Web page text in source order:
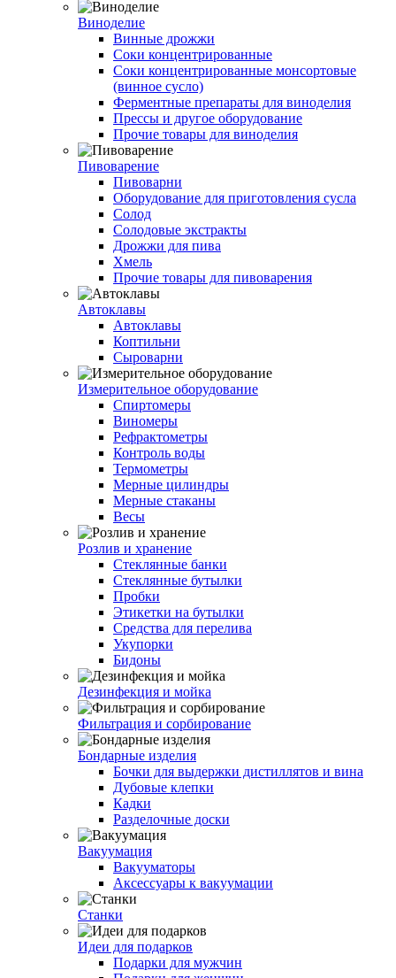
Виноделие
Винные дрожжи
Соки концентрированные
Соки концентрированные монсортовые
(винное сусло)
Ферментные препараты для виноделия
Прессы и другое оборудование
Прочие товары для виноделия
Пивоварение
Пивоварни
Оборудование для приготовления сусла
Солод
Солодовые экстракты
Дрожжи для пива
Хмель
Прочие товары для пивоварения
Автоклавы
Автоклавы
Коптильни
Сыроварни
Измерительное оборудование
Спиртомеры
Виномеры
Рефрактометры
Контроль воды
Термометры
Мерные цилиндры
Мерные стаканы
Весы
Розлив и хранение
Стеклянные банки
Стеклянные бутылки
Пробки
Этикетки на бутылки
Средства для перелива
Укупорки
Бидоны
Дезинфекция и мойка
Фильтрация и сорбирование
Бондарные изделия
Бочки для выдержки дистиллятов и вина
Дубовые клепки
Кадки
Разделочные доски
Вакуумация
Вакууматоры
Аксессуары к вакуумации
Станки
Идеи для подарков
Подарки для мужчин